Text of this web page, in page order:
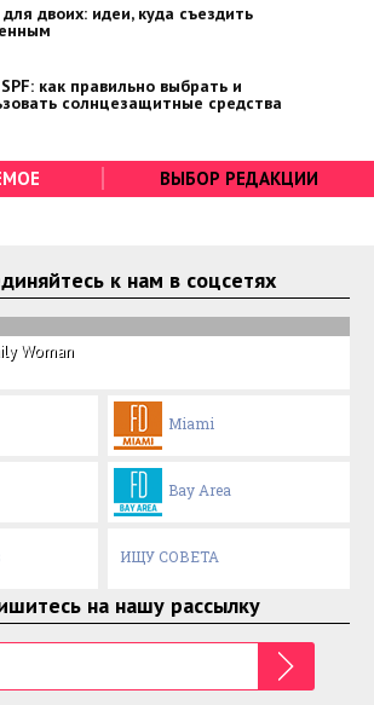
двоих: идеи, куда съездить
как правильно выбрать и
солнцезащитные средства
ВЫБОР РЕДАКЦИИ
к нам в соцсетях
Woman
Miami
Bay Area
ИЩУ СОВЕТА
на нашу рассылку